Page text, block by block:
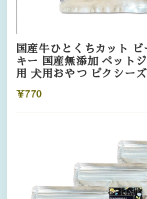
国産牛ひとくちカット ビ
キー 国産無添加 ペット
用 犬用おやつ ピクシー
¥770